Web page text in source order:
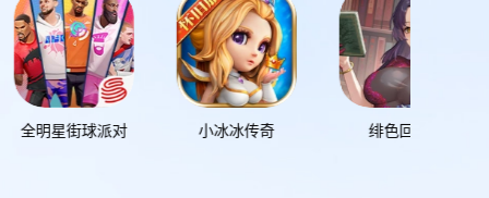
小冰冰传奇 绯色回响
元气骑士前传